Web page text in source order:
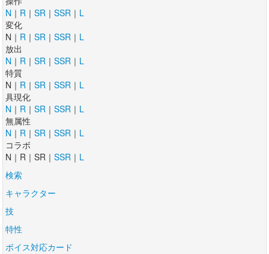
N ｜ R ｜ SR ｜ SSR ｜ L
変化
N｜ R ｜ SR ｜ SSR ｜ L
放出
N ｜ R ｜ SR ｜ SSR ｜ L
特質
N｜ R ｜ SR ｜ SSR ｜ L
具現化
N ｜ R ｜ SR ｜ SSR ｜ L
無属性
N ｜ R ｜ SR ｜ SSR ｜ L
コラボ
N｜R｜SR｜ SSR ｜ L
検索
キャラクター
技
特性
ボイス対応カード